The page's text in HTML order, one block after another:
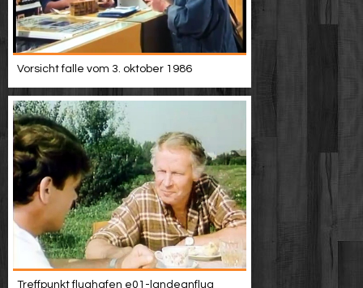
Vorsicht falle vom 3. oktober 1986
Treffpunkt flughafen e01-landeanflug